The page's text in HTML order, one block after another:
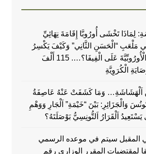
تَخْشَى أُورُوبَّا إِقَامَةَ نِهَائِيِّ
فِي مَلْعَبِ “الْحَسَنِ الثَّانِي” وَكَيْفَ يَكْسِرُ
الْمَغْرِبُ الْهَيْمَنَةَ الْأُورُوبِّيَّةَ عَلَى الْفِيفَا؟…. 115 أَلْفَ
وَمَا كَشَفَتْ عَنْهُ عَاصِفَةُ
بَيْنَ “خَيْمَةِ” اَلْجَارِ وَوَهْمِ
اَلْقَرَارُ اَلتُّونِسِيُّ بَوْصَلَتَهُ؟
سیتم في موعده الرسمي
المقرر الوزاري رقم